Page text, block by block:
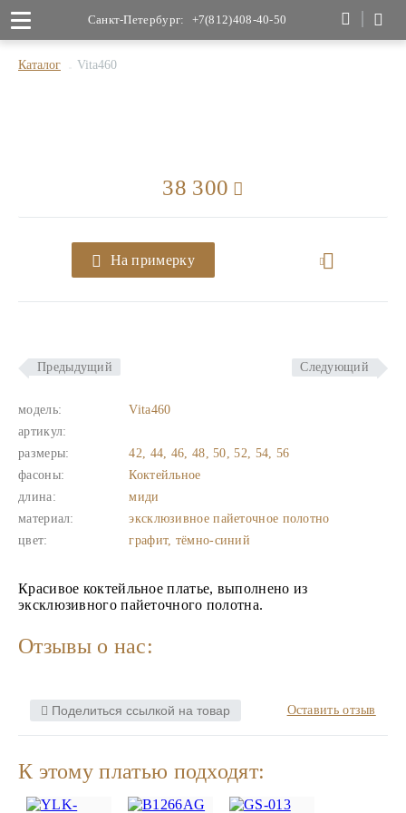
Санкт-Петербург: +7(812)408-40-50
Каталог Vita460
38 300
На примерку
Предыдущий Следующий
модель:
Vita460
артикул:
размеры:
42, 44, 46, 48, 50, 52, 54, 56
фасоны:
Коктейльное
длина:
миди
материал:
эксклюзивное пайеточное полотно
цвет:
графит, тёмно-синий
Красивое коктейльное платье, выполнено из
эксклюзивного пайеточного полотна.
Отзывы о нас:
Поделиться ссылкой на товар Оставить отзыв
К этому платью подходят: